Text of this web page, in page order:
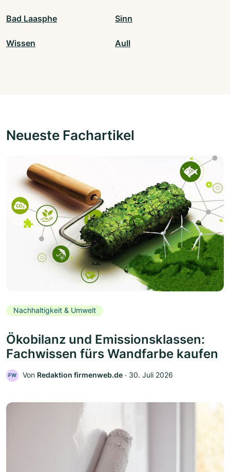
Bad Laasphe Sinn
Wissen Aull
Neueste Fachartikel
Nachhaltigkeit & Umwelt
Ökobilanz und Emissionsklassen:
Fachwissen fürs Wandfarbe kaufen
FW Von Redaktion firmenweb.de ‧ 30. Juli 2026